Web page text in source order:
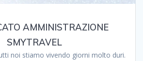
AMMINISTRAZIONE
SMYTRAVEL
noi stiamo vivendo giorni molto duri.